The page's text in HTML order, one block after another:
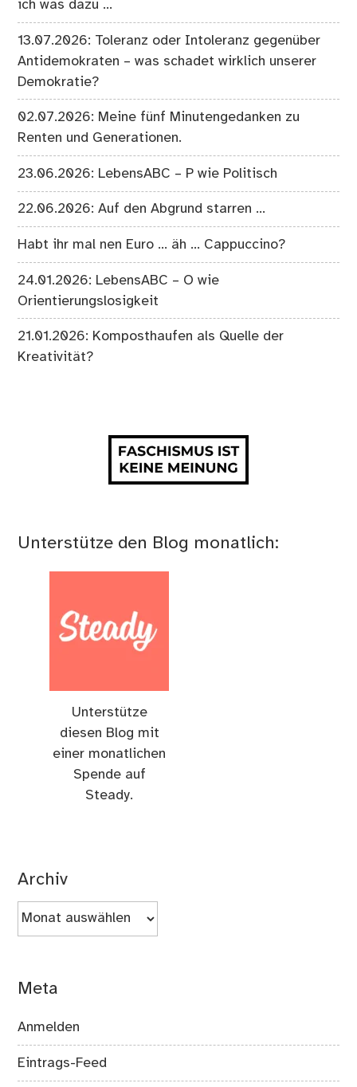
ich was dazu …
13.07.2026: Toleranz oder Intoleranz gegenüber
Antidemokraten – was schadet wirklich unserer
Demokratie?
02.07.2026: Meine fünf Minutengedanken zu
Renten und Generationen.
23.06.2026: LebensABC – P wie Politisch
22.06.2026: Auf den Abgrund starren …
Habt ihr mal nen Euro … äh … Cappuccino?
24.01.2026: LebensABC – O wie
Orientierungslosigkeit
21.01.2026: Komposthaufen als Quelle der
Kreativität?
Unterstütze den Blog monatlich:
Unterstütze
diesen Blog mit
einer monatlichen
Spende auf
Steady.
Archiv
Archiv
Meta
Anmelden
Eintrags-Feed